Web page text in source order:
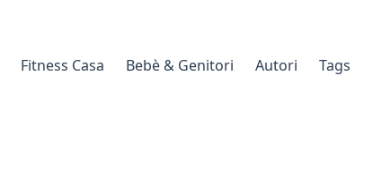
Fitness Casa Bebè & Genitori Autori Tags